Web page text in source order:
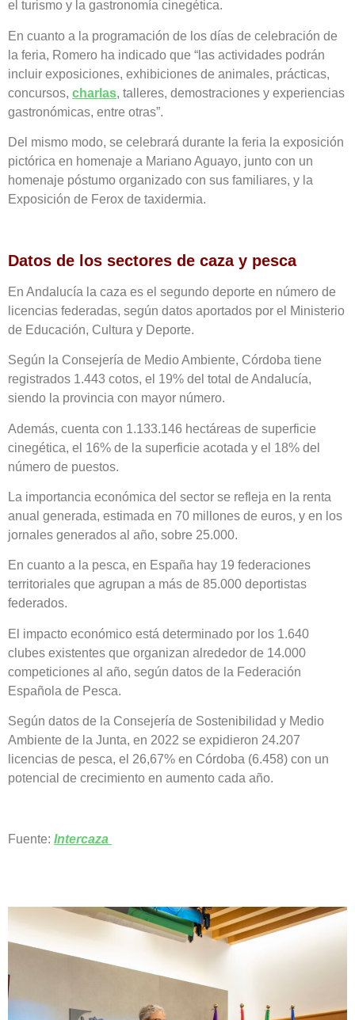
el turismo y la gastronomía cinegética.
En cuanto a la programación de los días de celebración de
la feria, Romero ha indicado que “las actividades podrán
incluir exposiciones, exhibiciones de animales, prácticas,
concursos, charlas, talleres, demostraciones y experiencias
gastronómicas, entre otras”.
Del mismo modo, se celebrará durante la feria la exposición
pictórica en homenaje a Mariano Aguayo, junto con un
homenaje póstumo organizado con sus familiares, y la
Exposición de Ferox de taxidermia.
Datos de los sectores de caza y pesca
En Andalucía la caza es el segundo deporte en número de
licencias federadas, según datos aportados por el Ministerio
de Educación, Cultura y Deporte.
Según la Consejería de Medio Ambiente, Córdoba tiene
registrados 1.443 cotos, el 19% del total de Andalucía,
siendo la provincia con mayor número.
Además, cuenta con 1.133.146 hectáreas de superficie
cinegética, el 16% de la superficie acotada y el 18% del
número de puestos.
La importancia económica del sector se refleja en la renta
anual generada, estimada en 70 millones de euros, y en los
jornales generados al año, sobre 25.000.
En cuanto a la pesca, en España hay 19 federaciones
territoriales que agrupan a más de 85.000 deportistas
federados.
El impacto económico está determinado por los 1.640
clubes existentes que organizan alrededor de 14.000
competiciones al año, según datos de la Federación
Española de Pesca.
Según datos de la Consejería de Sostenibilidad y Medio
Ambiente de la Junta, en 2022 se expidieron 24.207
licencias de pesca, el 26,67% en Córdoba (6.458) con un
potencial de crecimiento en aumento cada año.
Fuente: Intercaza